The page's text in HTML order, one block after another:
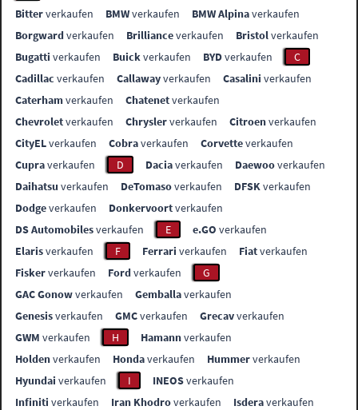
Bitterverkaufen BMWverkaufen BMW Alpinaverkaufen
Borgwardverkaufen Brillianceverkaufen Bristolverkaufen
Bugatti verkaufen Buickverkaufen BYDverkaufen
C
Cadillac verkaufen Callawayverkaufen Casalini verkaufen
Caterhamverkaufen Chatenetverkaufen
Chevroletverkaufen Chryslerverkaufen Citroenverkaufen
CityELverkaufen Cobraverkaufen Corvetteverkaufen
Cupraverkaufen D Daciaverkaufen Daewooverkaufen
Daihatsu verkaufen DeTomasoverkaufen DFSKverkaufen
Dodgeverkaufen Donkervoortverkaufen
DS Automobilesverkaufen E e.GO verkaufen
Elarisverkaufen F Ferrari verkaufen Fiatverkaufen
Fiskerverkaufen Fordverkaufen
G
GAC Gonowverkaufen Gemballaverkaufen
Genesisverkaufen GMCverkaufen Grecavverkaufen
GWM verkaufen H Hamannverkaufen
Holdenverkaufen Hondaverkaufen Hummerverkaufen
Hyundai verkaufen I INEOSverkaufen
Infiniti verkaufen Iran Khodroverkaufen Isderaverkaufen